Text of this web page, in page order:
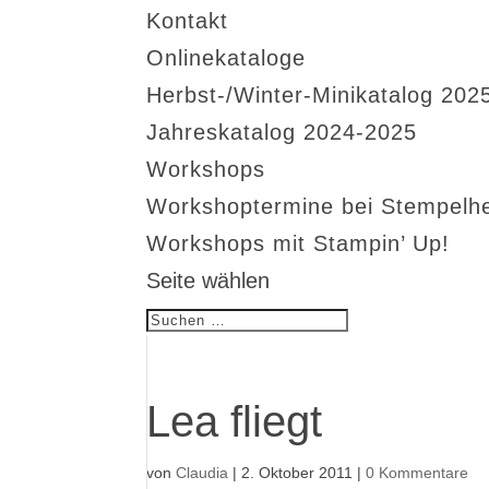
Kontakt
Onlinekataloge
Herbst-/Winter-Minikatalog
Jahreskatalog 2024-2025
Workshops
Workshoptermine bei
Workshops mit Stampin’ Up!
Seite wählen
Lea fliegt
vonClaudia | 2. Oktober 2011 |0 Kommentare